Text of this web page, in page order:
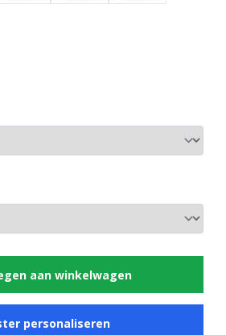
aan winkelwagen
personaliseren